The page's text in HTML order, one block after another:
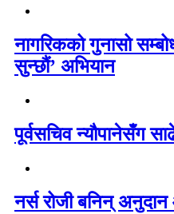
नागरिकको गुनासो
सुन्छौं’ अभियान
पूर्वसचिव न्यौपानेसँग
नर्स रोजी बनिन्